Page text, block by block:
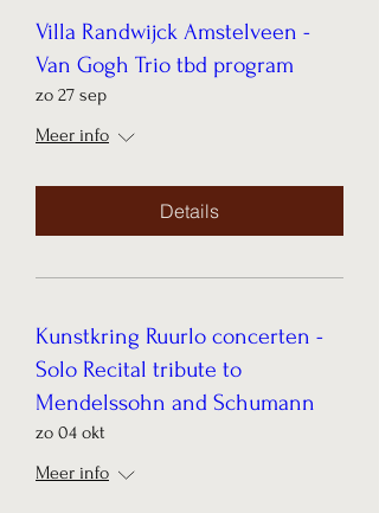
Villa Randwijck Amstelveen -
Van Gogh Trio tbd program
zo 27 sep
Meer info
Details
Kunstkring Ruurlo concerten -
Solo Recital tribute to
Mendelssohn and Schumann
zo 04 okt
Meer info